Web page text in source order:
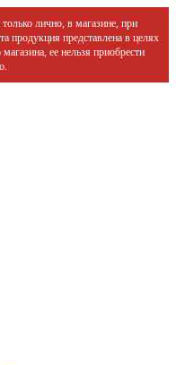
лично, в магазине, при
продукция представлена в целях
ее нельзя приобрести